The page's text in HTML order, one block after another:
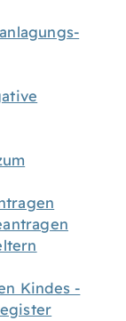
Kindes -